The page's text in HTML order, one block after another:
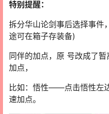
特别提醒：
拆分华山论剑事后选择事件
途可在箱子存装备)
同伴的加点，原 号改成了
加点，
比如：悟性——点击悟性左
速加点。